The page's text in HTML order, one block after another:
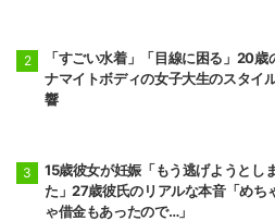
「すごい水着」「目線に困る」20歳
ナマイトボディの女子大生のスタイ
響
15歳彼女が妊娠「もう逃げようとし
た」27歳彼氏のリアルな本音「めち
ゃ借金もあったので…」